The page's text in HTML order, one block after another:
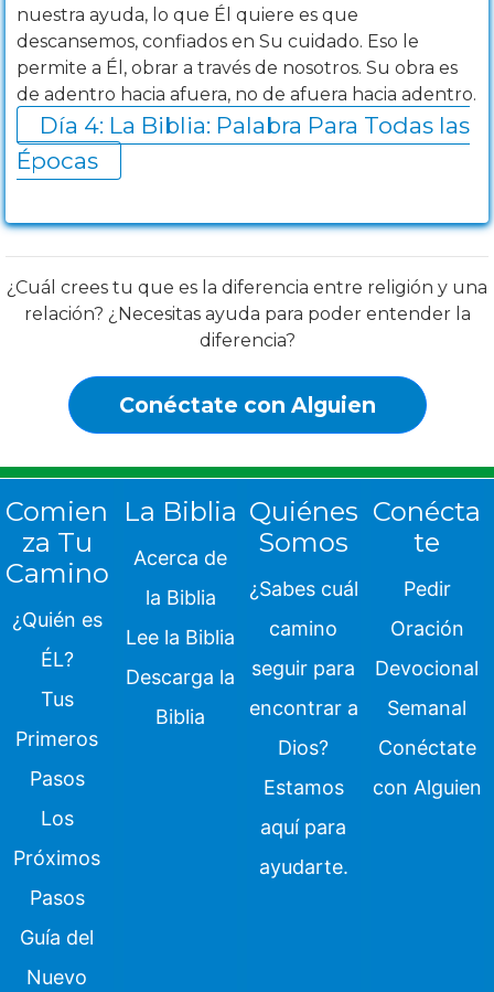
nuestra ayuda, lo que Él quiere es que
descansemos, confiados en Su cuidado. Eso le
permite a Él, obrar a través de nosotros. Su obra es
de adentro hacia afuera, no de afuera hacia adentro.
Día 4: La Biblia: Palabra Para Todas las
Épocas
¿Cuál crees tu que es la diferencia entre religión y una
relación? ¿Necesitas ayuda para poder entender la
diferencia?
Conéctate con Alguien
Comien
za Tu
Camino
¿Quién es
ÉL?
Tus
Primeros
Pasos
Los
Próximos
Pasos
Guía del
Nuevo
La Biblia
Acerca de
la Biblia
Lee la Biblia
Descarga la
Biblia
Quiénes
Somos
¿Sabes cuál
camino
seguir para
encontrar a
Dios?
Estamos
aquí para
ayudarte.
Conécta
te
Pedir
Oración
Devocional
Semanal
Conéctate
con Alguien